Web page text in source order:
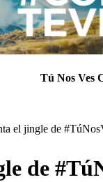
Tú Nos Ves
el jingle de
de